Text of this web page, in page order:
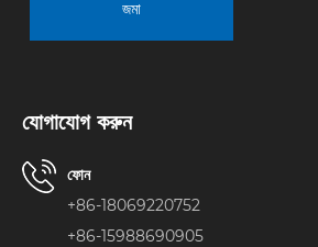
জমা
যোগাযোগ করুন
ফোন
+86-18069220752
+86-15988690905